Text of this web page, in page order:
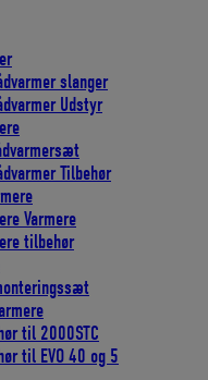
slanger
Udstyr
Tilbehør
Varmere
tilbehør
til 2000STC
til EVO 40 og 5